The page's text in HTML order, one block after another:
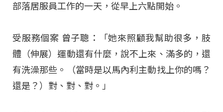
部落居服員工作的一天，從早上六點開始。
受服務個案 曾子聰：「她來照顧我幫助很多，肢
體（伸展）運動還有什麼，說不上來、滿多的，還
有洗澡那些。（當時是以馬內利主動找上你的嗎？
還是？）對、對、對。」